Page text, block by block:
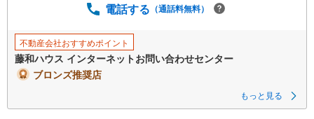
電話する （通話料無料）
不動産会社おすすめポイント
藤和ハウス インターネットお問い合わせセンター
ブロンズ推奨店
もっと見る